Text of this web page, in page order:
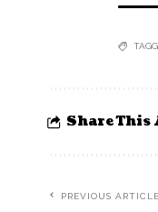
Share
PREVIOUS ARTICLE